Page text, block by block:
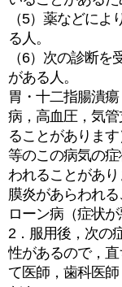
（5）薬などに
る人。
（6）次の診断
がある人。
胃・十二指腸潰
病，高血圧，気
ることがありま
等のこの病気の
われることがあ
膜炎があらわれ
ローン病（症状
2．服用後，次の
性があるので，
て医師，歯科医